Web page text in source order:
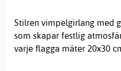
Stilren vimpelgirlang med
som skapar festlig
varje flagga mäter 20x30